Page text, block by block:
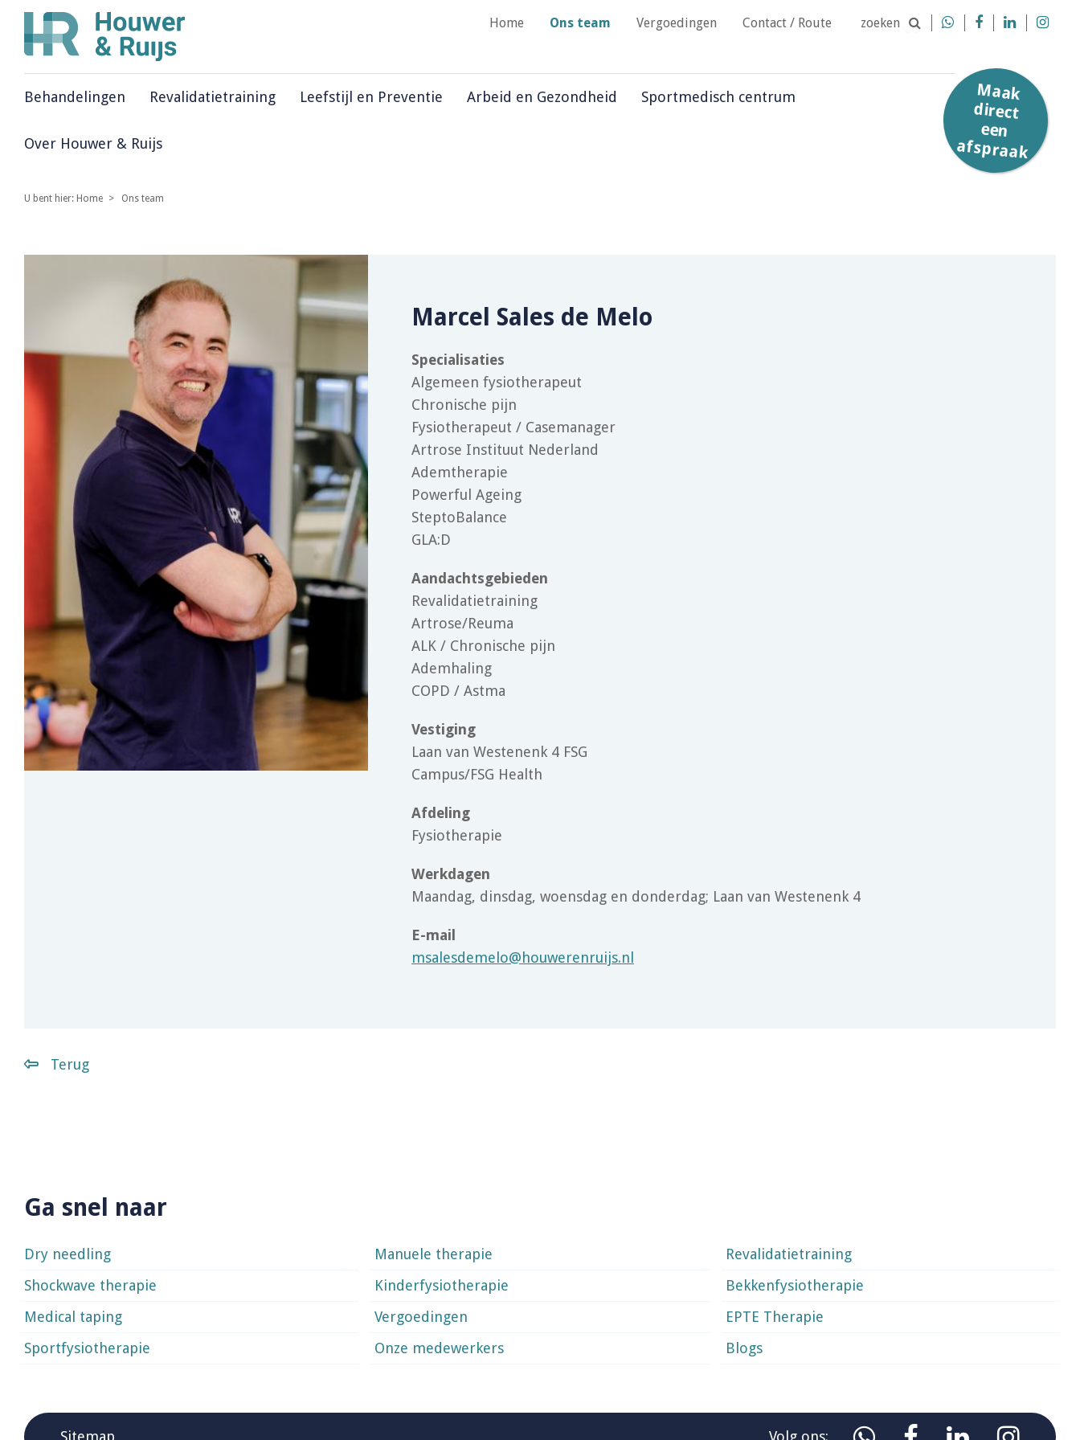
Home Ons team Vergoedingen Contact / Route
Afmelden
zoeken    
Behandelingen Revalidatietraining Leefstijl en Preventie Arbeid en Gezondheid Sportmedisch centrum
Over Houwer & Ruijs
Maak
direct
een
afspraak
U bent hier: Home Ons team
Marcel Sales de Melo
Specialisaties
Algemeen fysiotherapeut
Chronische pijn
Fysiotherapeut / Casemanager
Artrose Instituut Nederland
Ademtherapie
Powerful Ageing
SteptoBalance
GLA:D
Aandachtsgebieden
Revalidatietraining
Artrose/Reuma
ALK / Chronische pijn
Ademhaling
COPD / Astma
Vestiging
Laan van Westenenk 4 FSG
Campus/FSG Health
Afdeling
Fysiotherapie
Werkdagen
Maandag, dinsdag, woensdag en donderdag; Laan van Westenenk 4
E-mail
msalesdemelo@houwerenruijs.nl
Terug
Ga snel naar
Dry needling Manuele therapie
Revalidatietraining
Shockwave therapie
Kinderfysiotherapie
Bekkenfysiotherapie
Medical taping
Vergoedingen
EPTE Therapie
Sportfysiotherapie
Onze medewerkers Blogs